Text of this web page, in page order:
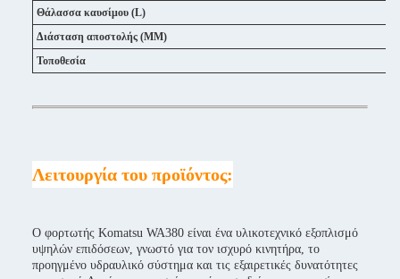
Θάλασσα καυσίμου (L)
Διάσταση αποστολής (MM)
Τοποθεσία
Λειτουργία του προϊόντος:
Ο φορτωτής Komatsu WA380 είναι ένα υλικοτεχνικό εξοπλισμό
υψηλών επιδόσεων, γνωστό για τον ισχυρό κινητήρα, το
προηγμένο υδραυλικό σύστημα και τις εξαιρετικές δυνατότητες